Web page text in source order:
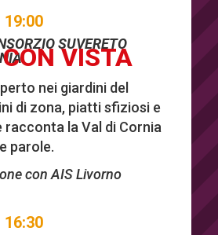
19:00
SUVERETO
VISTA
nei giardini del
di zona, piatti sfiziosi e
racconta la Val di Cornia
parole.
con AIS Livorno
16:30